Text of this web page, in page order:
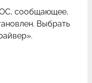
ОС, сообщающее,
Выбрать